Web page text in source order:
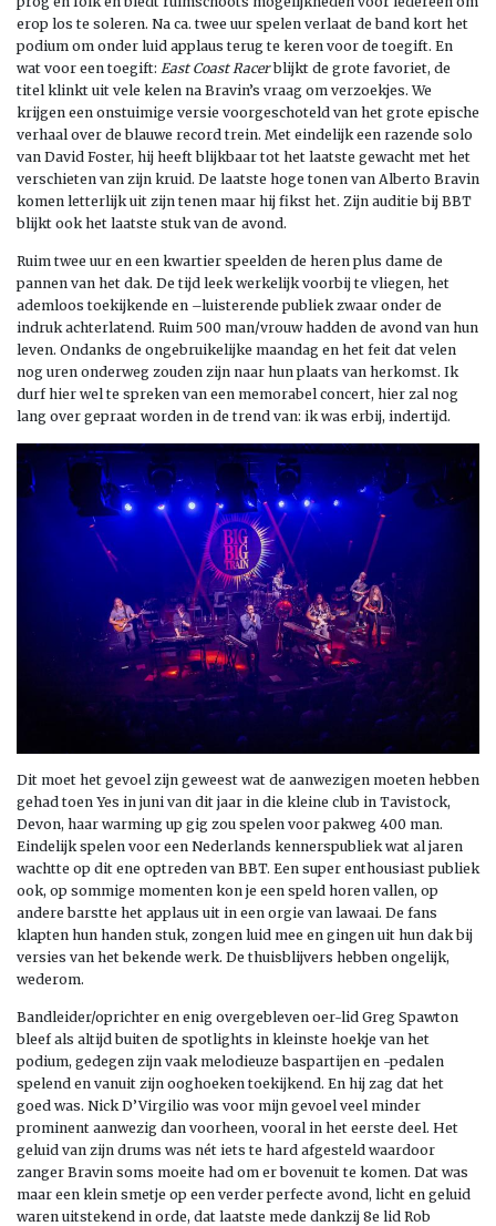
erop los te soleren. Na ca. twee uur spelen verlaat de band kort het
podium om onder luid applaus terug te keren voor de toegift. En
wat voor een toegift: East Coast Racerblijkt de grote favoriet, de
titel klinkt uit vele kelen na Bravin’s vraag om verzoekjes. We
krijgen een onstuimige versie voorgeschoteld van het grote epische
verhaal over de blauwe record trein. Met eindelijk een razende solo
van David Foster, hij heeft blijkbaar tot het laatste gewacht met het
verschieten van zijn kruid. De laatste hoge tonen van Alberto Bravin
komen letterlijk uit zijn tenen maar hij fikst het. Zijn auditie bij BBT
blijkt ook het laatste stuk van de avond.
Ruim twee uur en een kwartier speelden de heren plus dame de
pannen van het dak. De tijd leek werkelijk voorbij te vliegen, het
ademloos toekijkende en –luisterende publiek zwaar onder de
indruk achterlatend. Ruim 500 man/vrouw hadden de avond van hun
leven. Ondanks de ongebruikelijke maandag en het feit dat velen
nog uren onderweg zouden zijn naar hun plaats van herkomst. Ik
durf hier wel te spreken van een memorabel concert, hier zal nog
lang over gepraat worden in de trend van: ik was erbij, indertijd.
Dit moet het gevoel zijn geweest wat de aanwezigen moeten hebben
gehad toen Yes in juni van dit jaar in die kleine club in Tavistock,
Devon, haar warming up gig zou spelen voor pakweg 400 man.
Eindelijk spelen voor een Nederlands kennerspubliek wat al jaren
wachtte op dit ene optreden van BBT. Een super enthousiast publiek
ook, op sommige momenten kon je een speld horen vallen, op
andere barstte het applaus uit in een orgie van lawaai. De fans
klapten hun handen stuk, zongen luid mee en gingen uit hun dak bij
versies van het bekende werk. De thuisblijvers hebben ongelijk,
wederom.
Bandleider/oprichter en enig overgebleven oer-lid Greg Spawton
bleef als altijd buiten de spotlights in kleinste hoekje van het
podium, gedegen zijn vaak melodieuze baspartijen en -pedalen
spelend en vanuit zijn ooghoeken toekijkend. En hij zag dat het
goed was. Nick D’Virgilio was voor mijn gevoel veel minder
prominent aanwezig dan voorheen, vooral in het eerste deel. Het
geluid van zijn drums was nét iets te hard afgesteld waardoor
zanger Bravin soms moeite had om er bovenuit te komen. Dat was
maar een klein smetje op een verder perfecte avond, licht en geluid
waren uitstekend in orde, dat laatste mede dankzij 8e lid Rob